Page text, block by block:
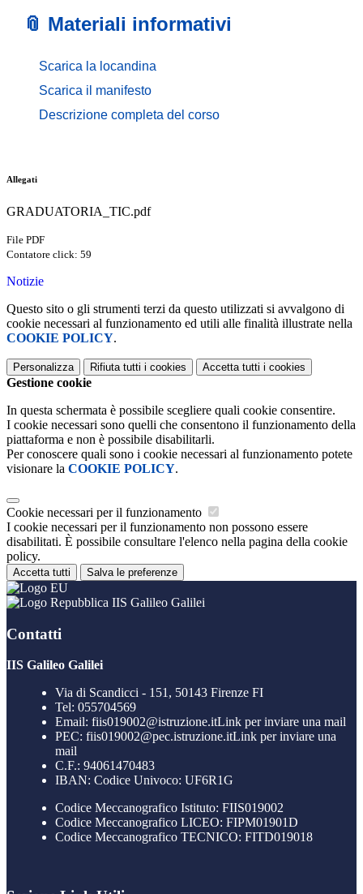
📎 Materiali informativi
Scarica la locandina
Scarica il manifesto
Descrizione completa del corso
Allegati
GRADUATORIA_TIC.pdf
File PDF
Contatore click: 59
Notizie
Questo sito o gli strumenti terzi da questo utilizzati si avvalgono di
cookie necessari al funzionamento ed utili alle finalità illustrate nella
COOKIE POLICY.
Personalizza Rifiuta tutti i cookies Accetta tutti i cookies
Gestione cookie
In questa schermata è possibile scegliere quali cookie consentire.
I cookie necessari sono quelli che consentono il funzionamento della
piattaforma e non è possibile disabilitarli.
Per conoscere quali sono i cookie necessari al funzionamento potete
visionare la COOKIE POLICY.
Cookie necessari per il funzionamento
I cookie necessari per il funzionamento non possono essere
disabilitati. È possibile consultare l'elenco nella pagina della cookie
policy.
Accetta tutti Salva le preferenze
IIS Galileo Galilei
Contatti
IIS Galileo Galilei
Via di Scandicci - 151, 50143 Firenze FI
Tel: 055704569
Email: fiis019002@istruzione.itLink per inviare una mail
PEC: fiis019002@pec.istruzione.itLink per inviare una
mail
C.F.: 94061470483
IBAN: Codice Univoco: UF6R1G
Codice Meccanografico Istituto: FIIS019002
Codice Meccanografico LICEO: FIPM01901D
Codice Meccanografico TECNICO: FITD019018